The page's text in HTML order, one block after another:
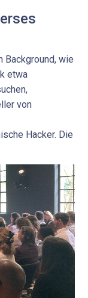
Background, wie
etwa
von
Hacker. Die